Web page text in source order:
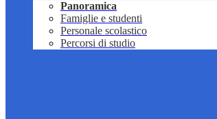
Panoramica
Famiglie e studenti
Personale scolastico
Percorsi di studio